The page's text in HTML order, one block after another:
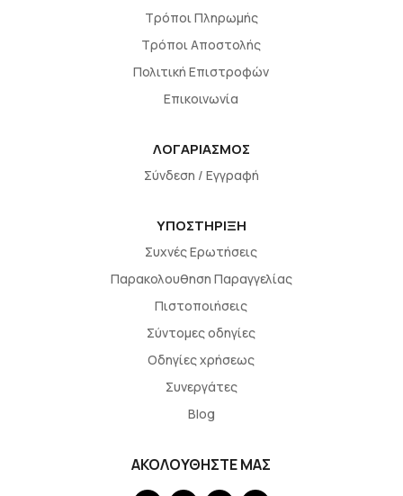
Τρόποι Πληρωμής
Τρόποι Αποστολής
Πολιτική Επιστροφών
Επικοινωνία
ΛΟΓΑΡΙΑΣΜΟΣ
Σύνδεση / Εγγραφή
ΥΠΟΣΤΗΡΙΞΗ
Συχνές Ερωτήσεις
Παρακολουθηση Παραγγελίας
Πιστοποιήσεις
Σύντομες οδηγίες
Οδηγίες χρήσεως
Συνεργάτες
Blog
ΑΚΟΛΟΥΘΗΣΤΕ ΜΑΣ